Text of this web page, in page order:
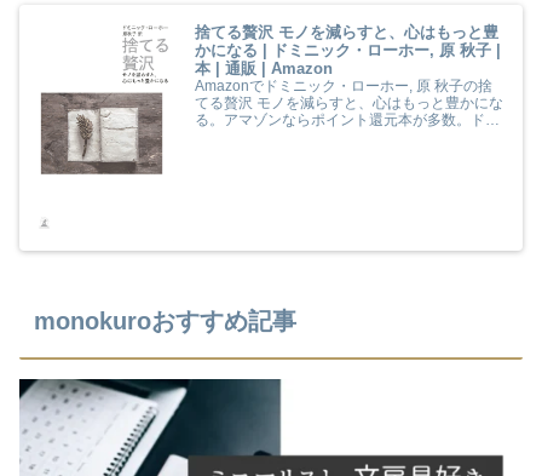
捨てる贅沢 モノを減らすと、心はもっと豊
かになる | ドミニック・ローホー, 原 秋子 |
本 | 通販 | Amazon
Amazonでドミニック・ローホー, 原 秋子の捨
てる贅沢 モノを減らすと、心はもっと豊かにな
る。アマゾンならポイント還元本が多数。ドミ
monokuroおすすめ記事